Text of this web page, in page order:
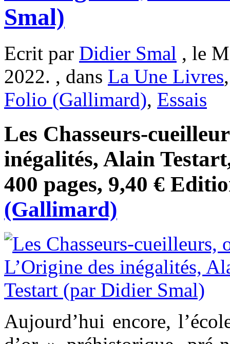
Smal)
Ecrit par Didier Smal , le
2022. , dans La Une Livres
Folio (Gallimard), Essais
Les Chasseurs-
inégalités, Alain
400 pages, 9,40 €
(Gallimard)
Aujourd’hui encore,